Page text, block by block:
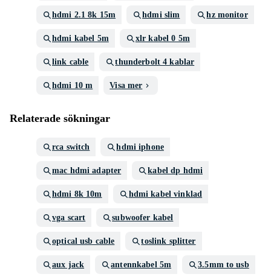
hdmi 2.1 8k 15m hdmi slim hz monitor
hdmi kabel 5m xlr kabel 0 5m
link cable thunderbolt 4 kablar
hdmi 10 m Visa mer
Relaterade sökningar
rca switch hdmi iphone
mac hdmi adapter kabel dp hdmi
hdmi 8k 10m hdmi kabel vinklad
vga scart subwoofer kabel
optical usb cable toslink splitter
aux jack antennkabel 5m 3.5mm to usb